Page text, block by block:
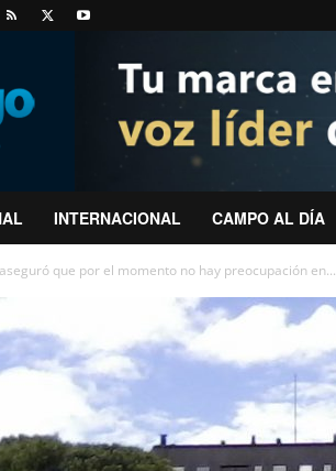
INTERNACIONAL CAMPO AL DÍA
que por el momento no hay preocupación en...